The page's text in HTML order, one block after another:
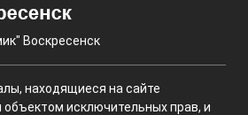
Воскресенск
находящиеся на сайте
объектом исключительных прав, и